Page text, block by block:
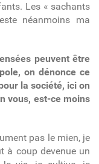
Les « sachants
néanmoins ma
peuvent être
on dénonce ce
la société, ici on
vous, est-ce moins
pas le mien, je
à coup devenue un